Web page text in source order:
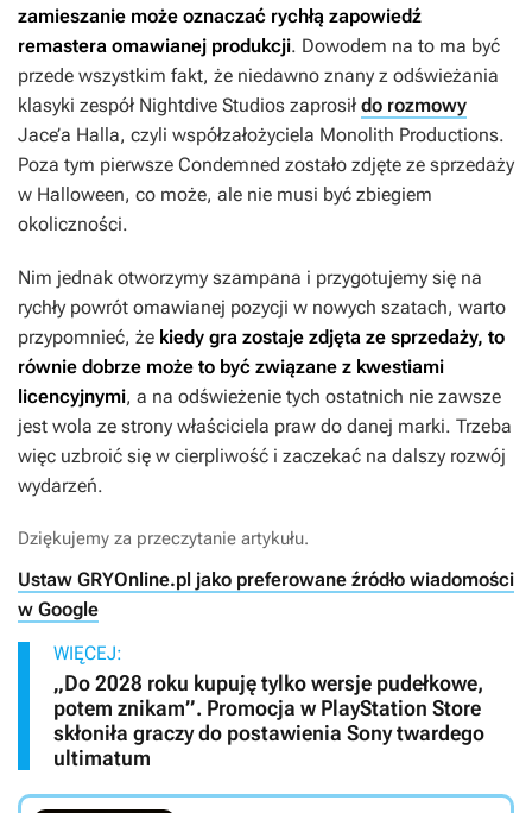
zamieszanie może oznaczać rychłą zapowiedź
remastera omawianej produkcji. Dowodem na to ma być
przede wszystkim fakt, że niedawno znany z odświeżania
klasyki zespół Nightdive Studios zaprosił do rozmowy
Jace’a Halla, czyli współzałożyciela Monolith Productions.
Poza tym pierwsze Condemned zostało zdjęte ze sprzedaży
w Halloween, co może, ale nie musi być zbiegiem
okoliczności.
Nim jednak otworzymy szampana i przygotujemy się na
rychły powrót omawianej pozycji w nowych szatach, warto
przypomnieć, że kiedy gra zostaje zdjęta ze sprzedaży, to
równie dobrze może to być związane z kwestiami
licencyjnymi, a na odświeżenie tych ostatnich nie zawsze
jest wola ze strony właściciela praw do danej marki. Trzeba
więc uzbroić się w cierpliwość i zaczekać na dalszy rozwój
wydarzeń.
Dziękujemy za przeczytanie artykułu.
Ustaw GRYOnline.pl jako preferowane źródło wiadomości
w Google
WIĘCEJ:
„Do 2028 roku kupuję tylko wersje pudełkowe,
potem znikam”. Promocja w PlayStation Store
skłoniła graczy do postawienia Sony twardego
ultimatum